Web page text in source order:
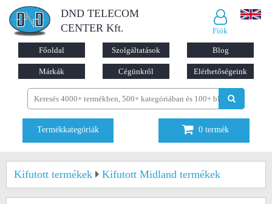
DND TELECOM
CENTER Kft.
Fiók
Főoldal Szolgáltatások Blog
Márkák Cégünkről Elérhetőségeink
Termékkategóriák 0 termék
Kifutott termékek Kifutott Midland termékek